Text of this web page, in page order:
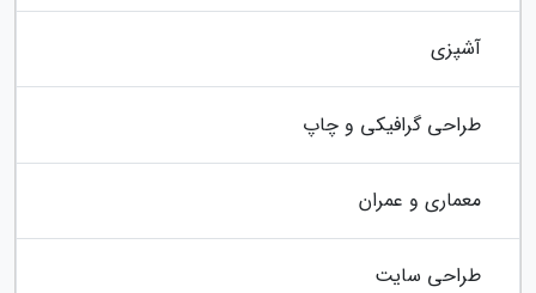
آشپزی
طراحی گرافیکی و چاپ
معماری و عمران
طراحی سایت